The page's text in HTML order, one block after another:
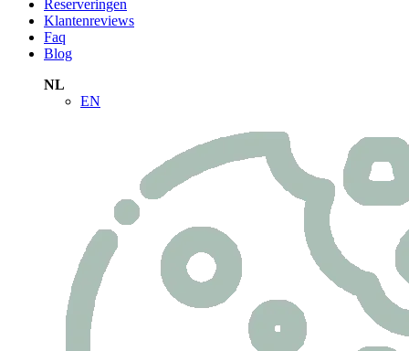
Reserveringen
Klantenreviews
Faq
Blog
NL
EN